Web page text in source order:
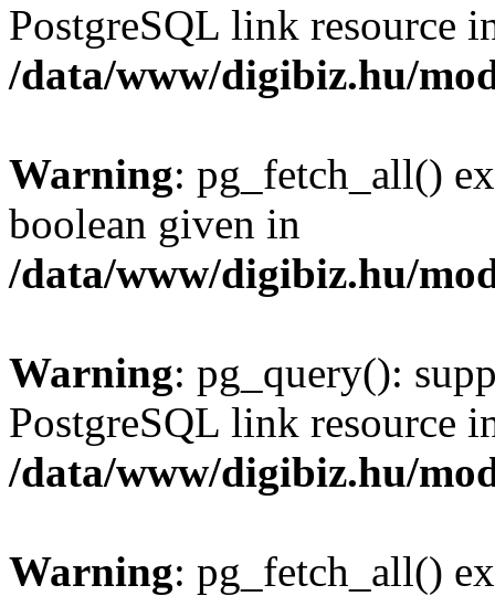
PostgreSQL link resource
/data/www/digibiz.hu/
Warning: pg_fetch_all()
boolean given in
/data/www/digibiz.hu/
Warning: pg_query():
PostgreSQL link resource
/data/www/digibiz.hu/
Warning: pg_fetch_all()